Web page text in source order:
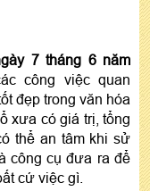
7 tháng 6 năm
công việc quan
đẹp trong văn hóa
xưa có giá trị, tổng
thể an tâm khi sử
công cụ đưa ra để
cứ việc gì.